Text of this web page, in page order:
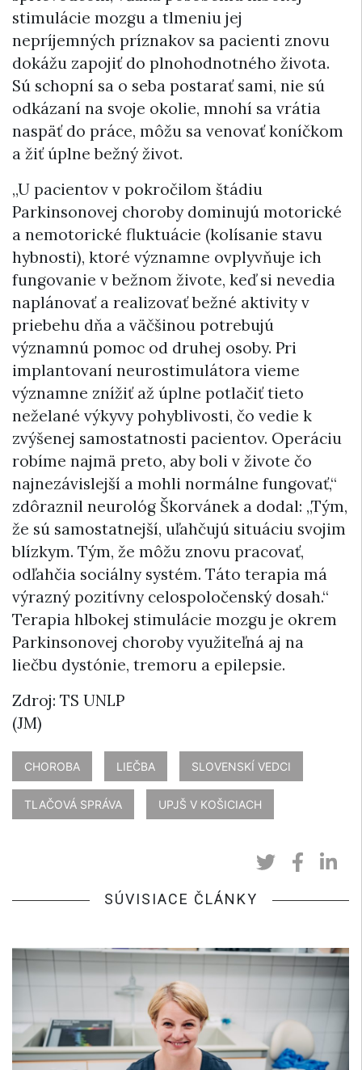
stimulácie mozgu a tlmeniu jej
nepríjemných príznakov sa pacienti znovu
dokážu zapojiť do plnohodnotného života.
Sú schopní sa o seba postarať sami, nie sú
odkázaní na svoje okolie, mnohí sa vrátia
naspäť do práce, môžu sa venovať koníčkom
a žiť úplne bežný život.
„U pacientov v pokročilom štádiu
Parkinsonovej choroby dominujú motorické
a nemotorické fluktuácie (kolísanie stavu
hybnosti), ktoré významne ovplyvňuje ich
fungovanie v bežnom živote, keď si nevedia
naplánovať a realizovať bežné aktivity v
priebehu dňa a väčšinou potrebujú
významnú pomoc od druhej osoby. Pri
implantovaní neurostimulátora vieme
významne znížiť až úplne potlačiť tieto
neželané výkyvy pohyblivosti, čo vedie k
zvýšenej samostatnosti pacientov. Operáciu
robíme najmä preto, aby boli v živote čo
najnezávislejší a mohli normálne fungovať,“
zdôraznil neurológ Škorvánek a dodal: „Tým,
že sú samostatnejší, uľahčujú situáciu svojim
blízkym. Tým, že môžu znovu pracovať,
odľahčia sociálny systém. Táto terapia má
výrazný pozitívny celospoločenský dosah.“
Terapia hlbokej stimulácie mozgu je okrem
Parkinsonovej choroby využiteľná aj na
liečbu dystónie, tremoru a epilepsie.
Zdroj: TS UNLP
(JM)
CHOROBA LIEČBA SLOVENSKÍ VEDCI
TLAČOVÁ SPRÁVA UPJŠ V KOŠICIACH
SÚVISIACE ČLÁNKY